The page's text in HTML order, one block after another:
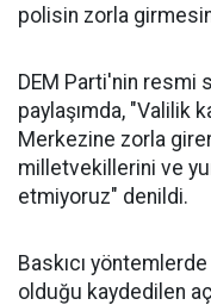
polisin zorla
DEM Parti'nin resmi
paylaşımda, "Valilik
Merkezine zorla
milletvekillerini ve
etmiyoruz" denildi.
Baskıcı
olduğu kaydedilen